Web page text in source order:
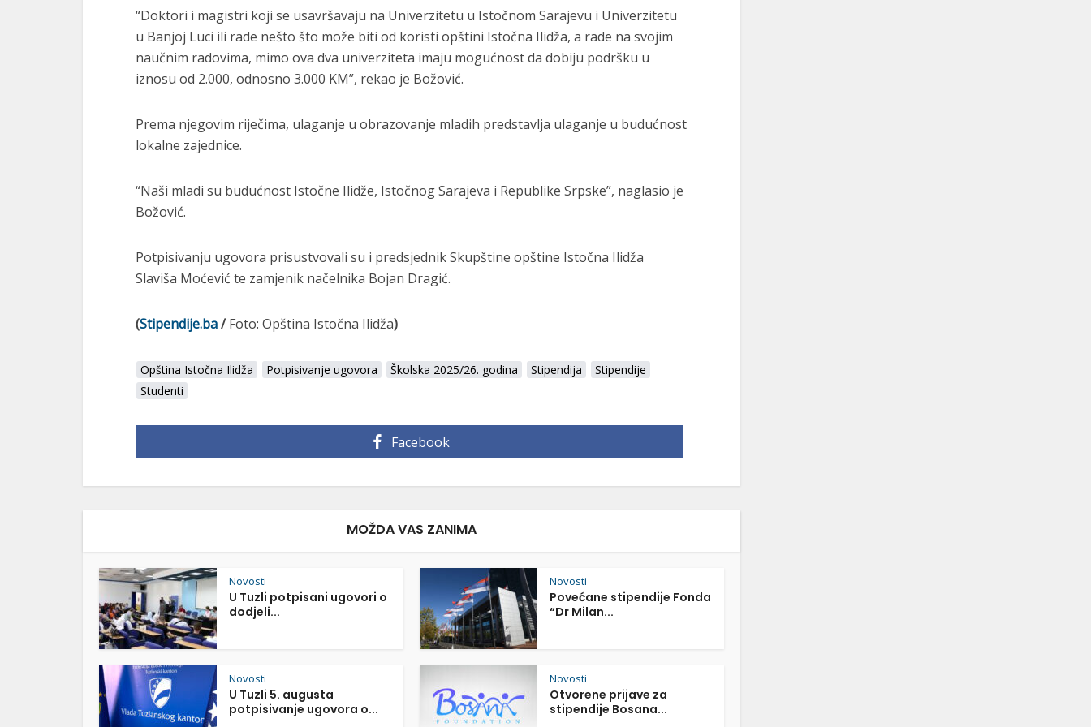
“Doktori i magistri koji se usavršavaju na Univerzitetu u Istočnom Sarajevu i Univerzitetu
u Banjoj Luci ili rade nešto što može biti od koristi opštini Istočna Ilidža, a rade na svojim
naučnim radovima, mimo ova dva univerziteta imaju mogućnost da dobiju podršku u
iznosu od 2.000, odnosno 3.000 KM”, rekao je Božović.
Prema njegovim riječima, ulaganje u obrazovanje mladih predstavlja ulaganje u budućnost
lokalne zajednice.
“Naši mladi su budućnost Istočne Ilidže, Istočnog Sarajeva i Republike Srpske”, naglasio je
Božović.
Potpisivanju ugovora prisustvovali su i predsjednik Skupštine opštine Istočna Ilidža
Slaviša Moćević te zamjenik načelnika Bojan Dragić.
(Stipendije.ba/Foto: Opština Istočna Ilidža)
Opština Istočna Ilidža Potpisivanje ugovora Školska 2025/26. godina Stipendija
Stipendije
Studenti
Facebook
MOŽDA VAS ZANIMA
Novosti
U Tuzli potpisani ugovori o
dodjeli...
Novosti
Povećane stipendije Fonda
“Dr Milan...
Novosti
U Tuzli 5. augusta
potpisivanje ugovora o...
Novosti
Otvorene prijave za
stipendije Bosana...